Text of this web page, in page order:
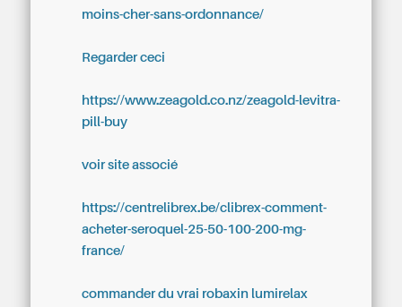
moins-cher-sans-ordonnance/
Regarder ceci
https://www.zeagold.co.nz/zeagold-levitra-
pill-buy
voir site associé
https://centrelibrex.be/clibrex-comment-
acheter-seroquel-25-50-100-200-mg-
france/
commander du vrai robaxin lumirelax